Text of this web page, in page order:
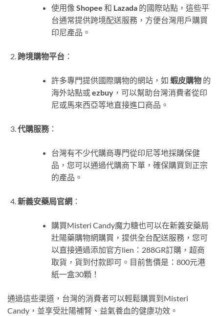
使用像 Shopee 和 Lazada的國際站點，這些平
台通常提供跨境配送服務，方便台灣用戶購買
印尼產品。
跨境購物平台：
許多專門提供國際購物的網站，如 蝦皮購物的
海外站點或ezbuy，可以幫助台灣消費者從印
尼或馬來西亞等地直接進口商品。
代購服務：
台灣有不少代購商專門從印尼等地採購保健
品，您可以通過代購商下單，確保購買到正宗
的產品。
新義安藥局官網 ：
購買Misteri Candy魔力糖也可以在新義安藥局
壯陽藥購物網購買，提供全台配送服務，您可
以直接通過添加官方lien：288GR訂購，超商
取貨，貨到付款即可。目前售價是：800元港
紙一盒30顆！
通過這些渠道，台灣的消費者可以輕鬆購買到Misteri
Candy，並享受壯陽補腎、益氣養血的健康功效。